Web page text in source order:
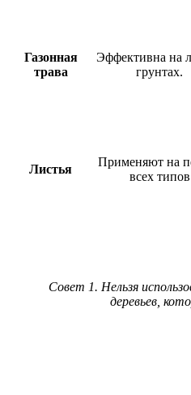
Газонная
трава
Эффективна на
грунтах.
Листья
Применяют на
всех типов
Совет 1. Нельзя
деревьев,